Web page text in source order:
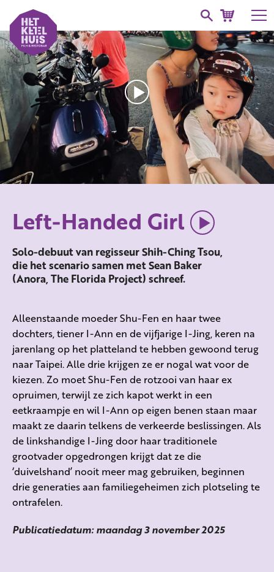
Left-Handed Girl
Solo-debuut van regisseur Shih-Ching Tsou,
die het scenario samen met Sean Baker
(Anora, The Florida Project) schreef.
Alleenstaande moeder Shu-Fen en haar twee
dochters, tiener I-Ann en de vijfjarige I-Jing, keren na
jarenlang op het platteland te hebben gewoond terug
naar Taipei. Alle drie krijgen ze er nogal wat voor de
kiezen. Zo moet Shu-Fen de rotzooi van haar ex
opruimen, terwijl ze zich kapot werkt in een
eetkraampje en wil I-Ann op eigen benen staan maar
maakt ze daarin telkens de verkeerde beslissingen. Als
de linkshandige I-Jing door haar traditionele
grootvader opgedrongen krijgt dat ze die
‘duivelshand’ nooit meer mag gebruiken, beginnen
drie generaties aan familiegeheimen zich plotseling te
ontrafelen.
Publicatiedatum: maandag 3 november 2025